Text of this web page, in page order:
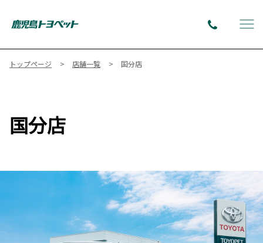
トップページ 店舗一覧 国分店
国分店